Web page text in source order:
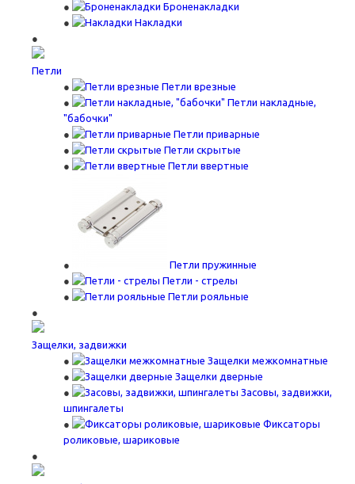
Броненакладки
Накладки
Петли
Петли врезные
Петли накладные,
"бабочки"
Петли приварные
Петли скрытые
Петли ввертные
Петли пружинные
Петли - стрелы
Петли рояльные
Защелки, задвижки
Защелки межкомнатные
Защелки дверные
Засовы, задвижки,
шпингалеты
Фиксаторы
роликовые, шариковые